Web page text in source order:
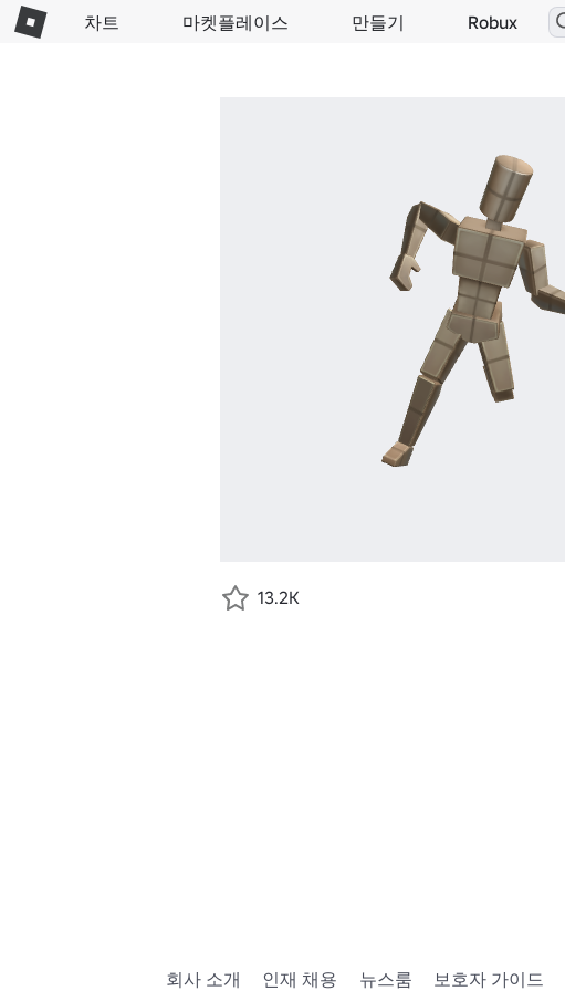
차트 마켓플레이스 만들기 Robux
13.2K
회사 소개 인재 채용 뉴스룸 보호자 가이드